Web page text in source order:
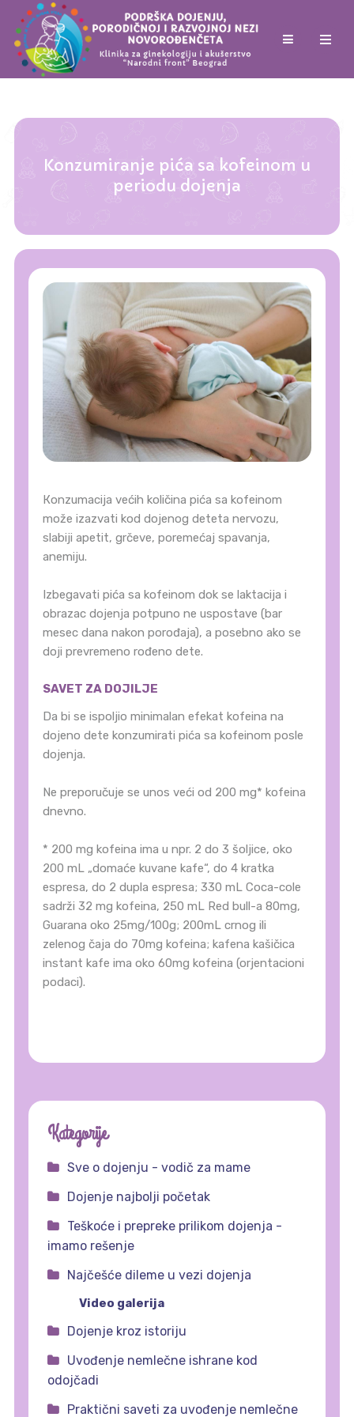
Konzumiranje pića sa kofeinom u
periodu dojenja
Кonzumacija većih količina pića sa kofeinom
može izazvati kod dojenog deteta nervozu,
slabiji apetit, grčeve, poremećaj spavanja,
anemiju.
Izbegavati pića sa kofeinom dok se laktacija i
obrazac dojenja potpuno ne uspostave (bar
mesec dana nakon porođaja), a posebno ako se
doji prevremeno rođeno dete.
SAVET ZA DOJILJE
Da bi se ispoljio minimalan efekat kofeina na
dojeno dete konzumirati pića sa kofeinom posle
dojenja.
Ne preporučuje se unos veći od 200 mg* kofeina
dnevno.
* 200 mg kofeina ima u npr. 2 do 3 šoljice, oko
200 mL „domaće kuvane kafe“, do 4 kratka
espresa, do 2 dupla espresa; 330 mL Coca-cole
sadrži 32 mg kofeina, 250 mL Red bull-a 80mg,
Guarana oko 25mg/100g; 200mL crnog ili
zelenog čaja do 70mg kofeina; kafena kašičica
instant kafe ima oko 60mg kofeina (orjentacioni
podaci).
Kategorije
Sve o dojenju - vodič za mame
Dojenje najbolji početak
Teškoće i prepreke prilikom dojenja -
imamo rešenje
Najčešće dileme u vezi dojenja
Video galerija
Dojenje kroz istoriju
Uvođenje nemlečne ishrane kod
odojčadi
Praktični saveti za uvođenje nemlečne